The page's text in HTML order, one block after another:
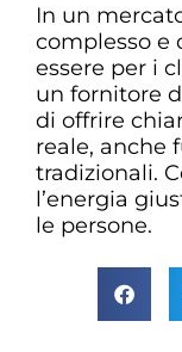
In un
complesso e
essere per i
un fornitore
di offrire
reale, anche
tradizionali.
l’energia
le persone.